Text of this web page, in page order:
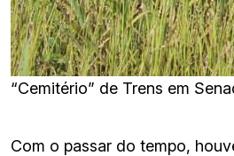
“Cemitério” de Trens em
Com o passar do tempo,